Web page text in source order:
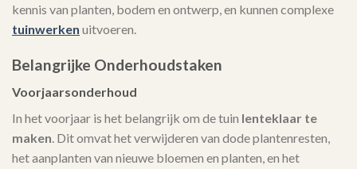
kennis van planten, bodem en ontwerp, en kunnen complexe
tuinwerken uitvoeren.
Belangrijke Onderhoudstaken
Voorjaarsonderhoud
In het voorjaar is het belangrijk om de tuin lenteklaar te
maken. Dit omvat het verwijderen van dode plantenresten,
het aanplanten van nieuwe bloemen en planten, en het